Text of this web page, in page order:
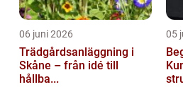
06 juni 2026
Trädgårdsanläggning i
Skåne – från idé till
hållba...
05